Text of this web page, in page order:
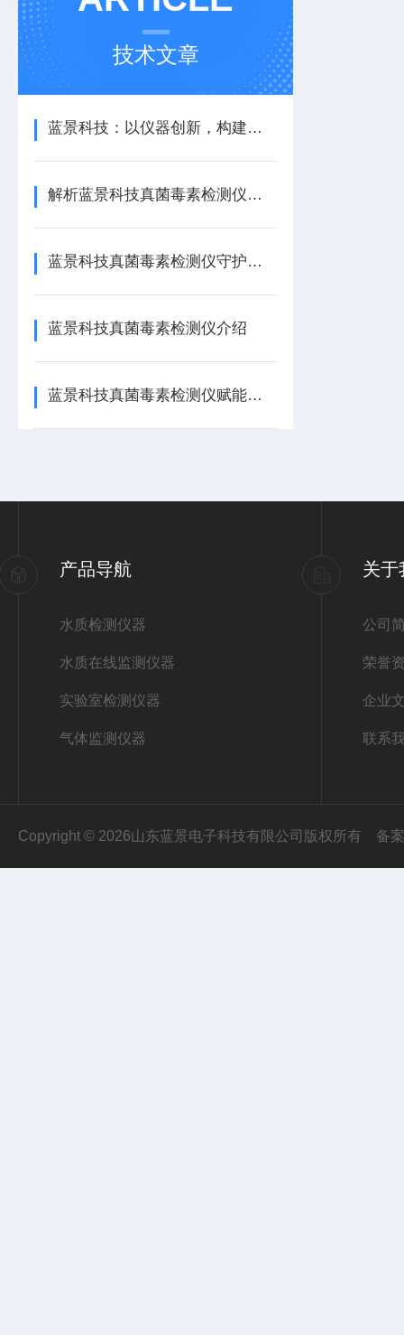
技术文章
蓝景科技：以仪器创新，构建真菌毒素全链条检测防护体系
解析蓝景科技真菌毒素检测仪核心技术优势
蓝景科技真菌毒素检测仪守护粮食收储全链条安全
蓝景科技真菌毒素检测仪介绍
蓝景科技真菌毒素检测仪赋能粮食饲料安全管控
产品导航
水质检测仪器
水质在线监测仪器
实验室检测仪器
气体监测仪器
关于
公司
荣誉
企业
联系
Copyright © 2026山东蓝景电子科技有限公司版权所有 备